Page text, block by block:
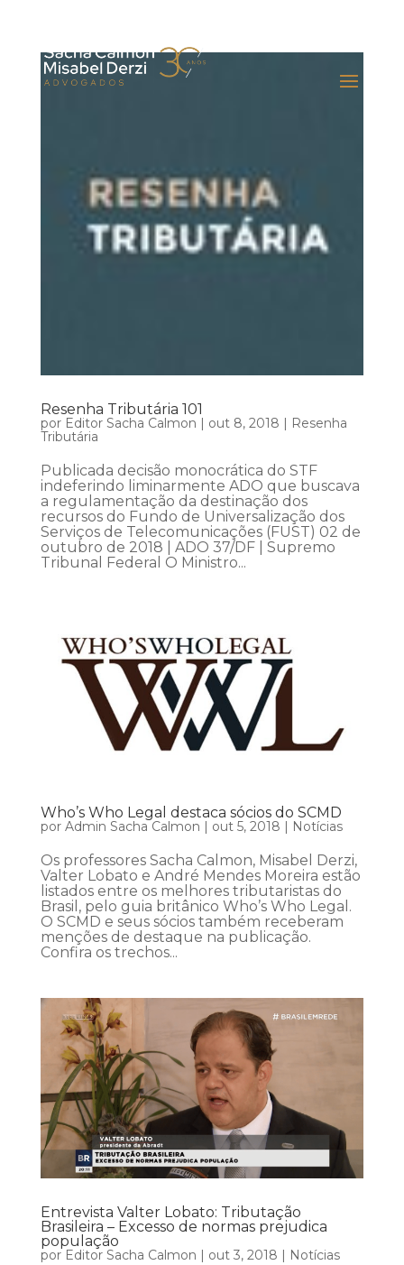
Resenha Tributária 101
por Editor Sacha Calmon out 8, 2018
Resenha
Tributária
Publicada decisão monocrática do STF
indeferindo liminarmente ADO que buscava
a regulamentação da destinação dos
recursos do Fundo de Universalização dos
Serviços de Telecomunicações (FUST) 02 de
outubro de 2018 | ADO 37/DF | Supremo
Tribunal Federal O Ministro...
Who’s Who Legal destaca sócios do SCMD
por Admin Sacha Calmon | out 5, 2018 | Notícias
Os professores Sacha Calmon, Misabel Derzi,
Valter Lobato e André Mendes Moreira estão
listados entre os melhores tributaristas do
Brasil, pelo guia britânico Who’s Who Legal.
O SCMD e seus sócios também receberam
menções de destaque na publicação.
Confira os trechos...
Entrevista Valter Lobato: Tributação
Brasileira – Excesso de normas prejudica
população
por Editor Sacha Calmon | out 3, 2018 | Notícias